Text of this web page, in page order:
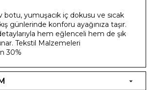
botu, yumuşacık iç dokusu ve sıcak
günlerinde konforu ayağınıza taşır.
hem eğlenceli hem de şık
Tekstil Malzemeleri
30%